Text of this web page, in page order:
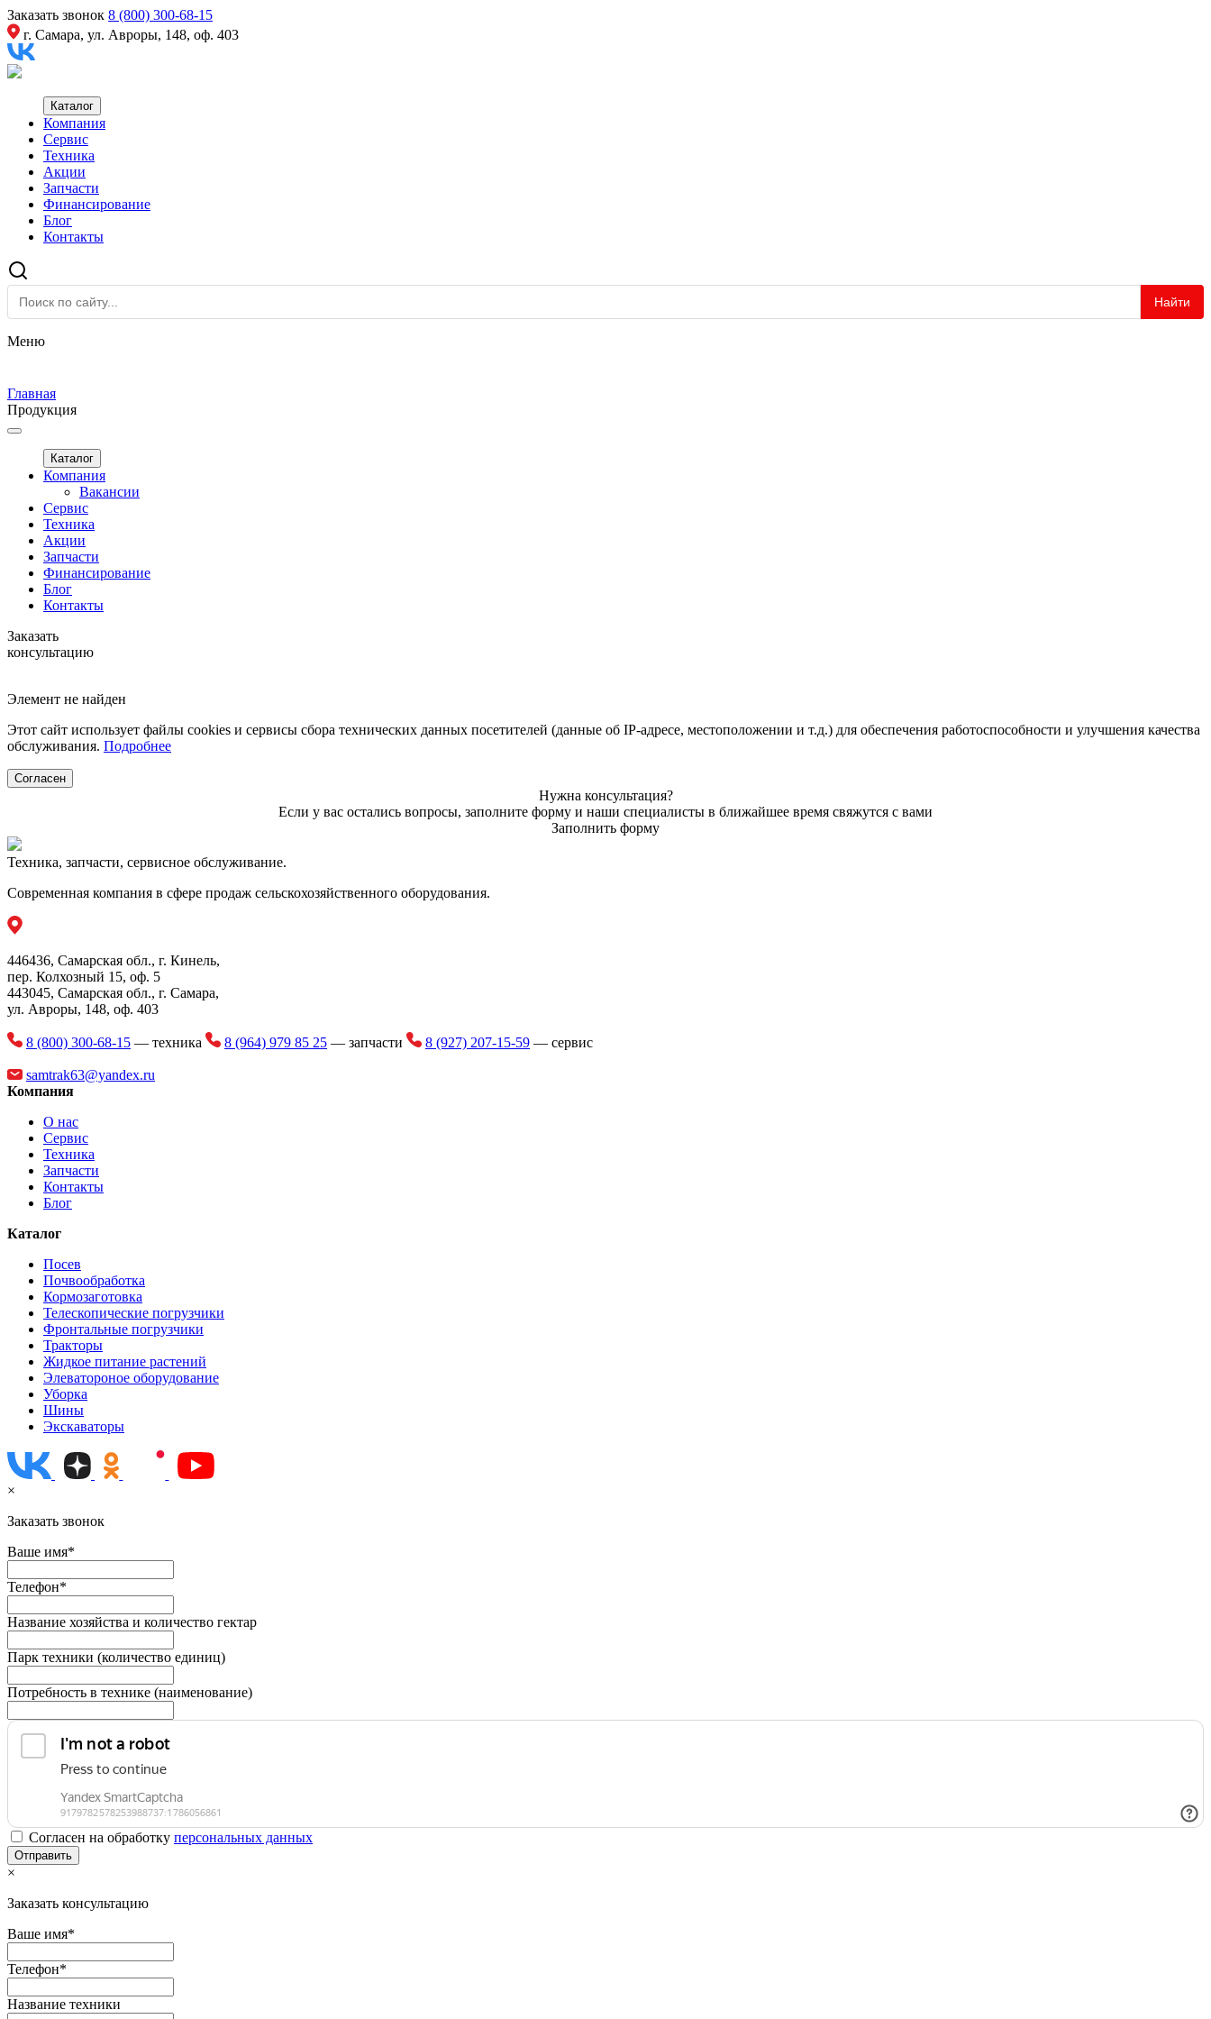
Заказать звонок 8 (800) 300-68-15
г. Самара, ул. Авроры, 148, оф. 403
Каталог
Компания
Сервис
Техника
Акции
Запчасти
Финансирование
Блог
Контакты
Найти
Меню
Главная
Продукция
Каталог
Компания
Вакансии
Сервис
Техника
Акции
Запчасти
Финансирование
Блог
Контакты
Заказать
консультацию
Элемент не найден
Этот сайт использует файлы cookies и сервисы сбора технических данных посетителей (данные об IP-адресе, местоположении и т.д.) для обеспечения работоспособности и улучшения качества
обслуживания. Подробнее
Согласен
Нужна консультация?
Если у вас остались вопросы, заполните форму и наши специалисты в ближайшее время свяжутся с вами
Заполнить форму
Техника, запчасти, сервисное обслуживание.
Современная компания в сфере продаж сельскохозяйственного оборудования.
446436, Самарская обл., г. Кинель,
пер. Колхозный 15, оф. 5
443045, Самарская обл., г. Самара,
ул. Авроры, 148, оф. 403
8 (800) 300-68-15 — техника 8 (964) 979 85 25 — запчасти 8 (927) 207-15-59 — сервис
samtrak63@yandex.ru
Компания
О нас
Сервис
Техника
Запчасти
Контакты
Блог
Каталог
Посев
Почвообработка
Кормозаготовка
Телескопические погрузчики
Фронтальные погрузчики
Тракторы
Жидкое питание растений
Элеватороное оборудование
Уборка
Шины
Экскаваторы
×
Заказать звонок
Ваше имя*
Телефон*
Название хозяйства и количество гектар
Парк техники (количество единиц)
Потребность в технике (наименование)
Согласен на обработку персональныx данных
×
Заказать консультацию
Ваше имя*
Телефон*
Название техники